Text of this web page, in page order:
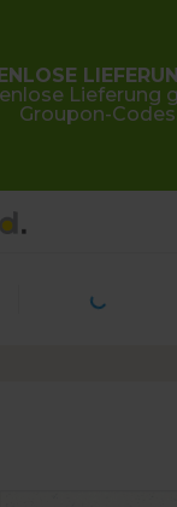
Lieferung
Groupon-Codes.